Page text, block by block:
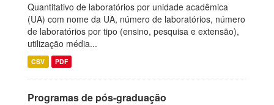
Quantitativo de laboratórios por unidade acadêmica
(UA) com nome da UA, número de laboratórios, número
de laboratórios por tipo (ensino, pesquisa e extensão),
utilização média...
CSV PDF
Programas de pós-graduação